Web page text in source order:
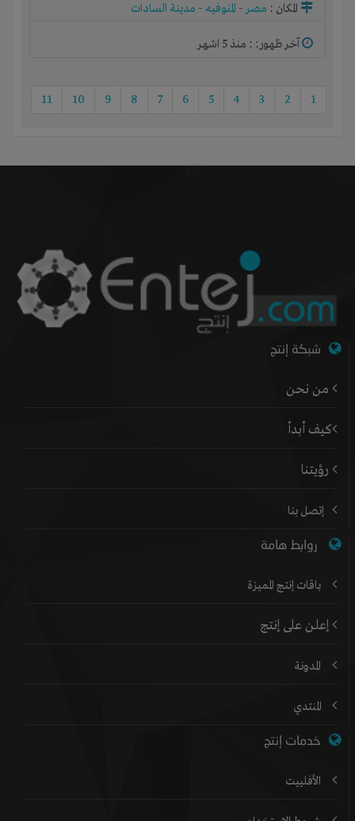
المكان : مصر- المنوفيه - مدينة السادات
آخر ظهور: : منذ 5 اشهر
1
2
3
4
5
6
7
8
9
10
11
شبكة إنتج
من نحن
كيف أبدأ
رؤيتنا
إتصل بنا
روابط هامة
باقات إنتج المميزة
إعلن على إنتج
المدونة
المنتدي
خدمات إنتج
الأفلييت